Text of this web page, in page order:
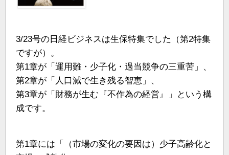
3/23号の日経ビジネスは生保特集でした（第2特集
ですが）。
第1章が「運用難・少子化・過当競争の三重苦」、
第2章が「人口減で生き残る智恵」、
第3章が「財務が生む『不作為の経営』」という構
成です。
第1章には「（市場の変化の要因は）少子高齢化と